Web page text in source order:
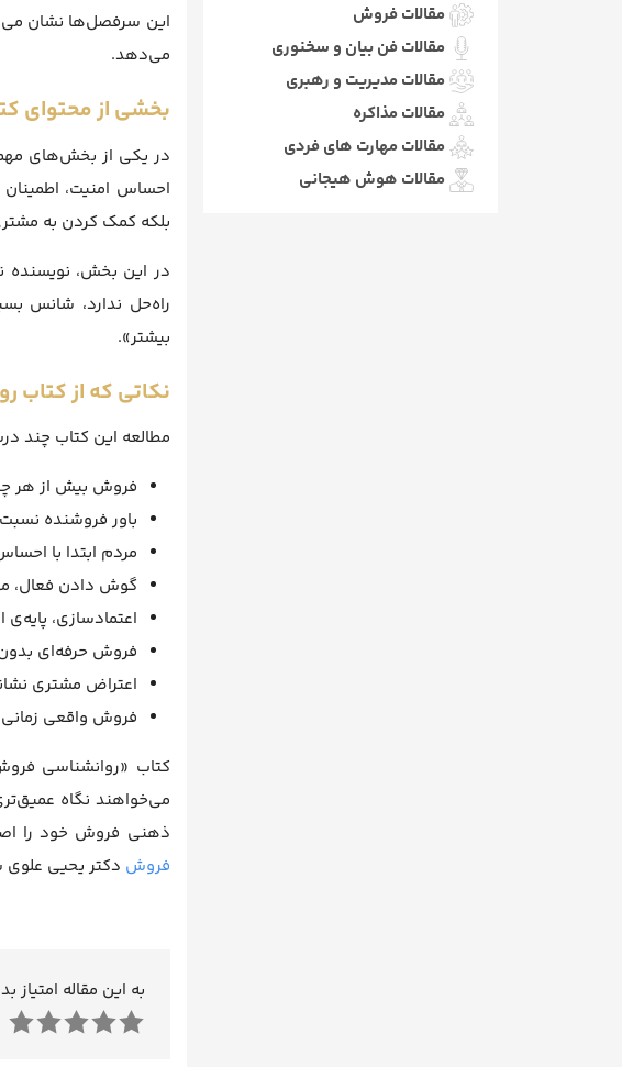
این سرفصل‌ها نشان
می‌دهد.
بخشی از محتوای
در یکی از بخش‌های مهم
احساس امنیت،
بلکه کمک کردن به
در این بخش،
راه‌حل ندارد، شانس
بیشتر».
نکاتی که از
مطالعه این کتاب چند
فروش بیش از هر
باور فروشنده
مردم ابتدا با
گوش دادن فعال،
اعتمادسازی،
فروش حرفه‌ای
اعتراض مشتری
فروش واقعی
کتاب «روانشناسی
می‌خواهند نگاه
ذهنی فروش خود را
فروش دکتر یحیی علوی
به این مقاله امتیاز
مقالات فروش
مقالات فن بیان و سخنوری
مقالات مدیریت و رهبری
مقالات مذاکره
مقالات مهارت های فردی
مقالات هوش هیجانی